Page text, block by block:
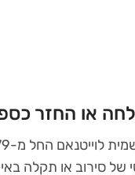
סירוב או תקלה